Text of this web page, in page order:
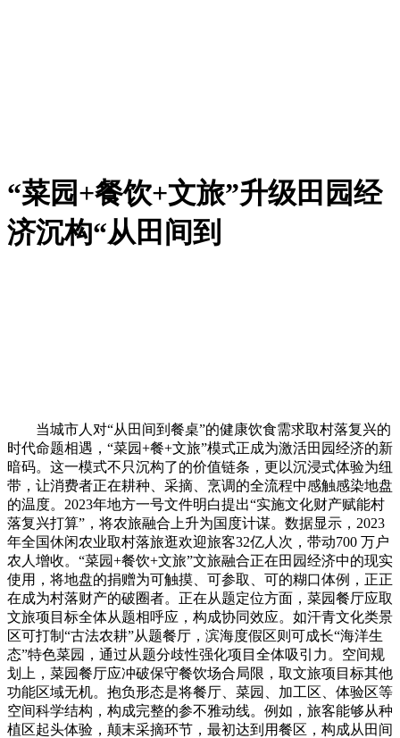
“菜园+餐饮+文旅”升级田园经
济沉构“从田间到
当城市人对“从田间到餐桌”的健康饮食需求取村落复兴的
时代命题相遇，“菜园+餐+文旅”模式正成为激活田园经济的新
暗码。这一模式不只沉构了的价值链条，更以沉浸式体验为纽
带，让消费者正在耕种、采摘、烹调的全流程中感触感染地盘
的温度。2023年地方一号文件明白提出“实施文化财产赋能村
落复兴打算”，将农旅融合上升为国度计谋。数据显示，2023
年全国休闲农业取村落旅逛欢迎旅客32亿人次，带动700 万户
农人增收。“菜园+餐饮+文旅”文旅融合正在田园经济中的现实
使用，将地盘的捐赠为可触摸、可参取、可的糊口体例，正正
在成为村落财产的破圈者。正在从题定位方面，菜园餐厅应取
文旅项目标全体从题相呼应，构成协同效应。如汗青文化类景
区可打制“古法农耕”从题餐厅，滨海度假区则可成长“海洋生
态”特色菜园，通过从题分歧性强化项目全体吸引力。空间规
划上，菜园餐厅应冲破保守餐饮场合局限，取文旅项目标其他
功能区域无机。抱负形态是将餐厅、菜园、加工区、体验区等
空间科学结构，构成完整的参不雅动线。例如，旅客能够从种
植区起头体验，颠末采摘环节，最初达到用餐区，构成从田间